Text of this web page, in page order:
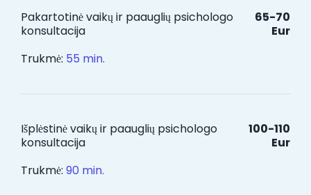
Pakartotinė vaikų ir paauglių psichologo
konsultacija
Trukmė: 55 min.
65-70
Eur
Išplėstinė vaikų ir paauglių psichologo
konsultacija
Trukmė: 90 min.
100-110
Eur